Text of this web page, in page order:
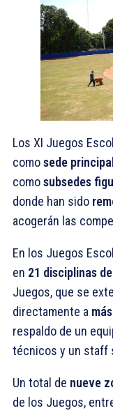
Los XI Juegos
comosede
comosubsedes
donde han sido
acogerán las
En los Juegos
en 21 disciplinas
Juegos, que se
directamente a
respaldo de un
técnicos y un staff
Un total de nueve
de los Juegos,